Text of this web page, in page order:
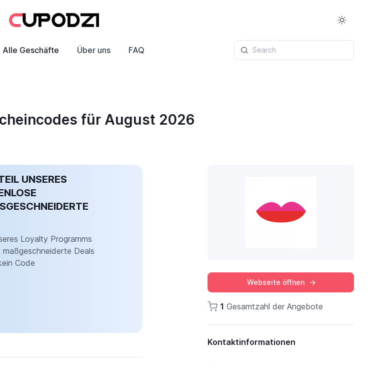
Alle Geschäfte Über uns FAQ Search
für August 2026
UNSERES
D
Loyalty Programms
Deals
Code
Webseite öffnen
1 Gesamtzahl der Angebote
Kontaktinformationen